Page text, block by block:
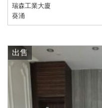
瑞森工業大廈
葵涌
出售